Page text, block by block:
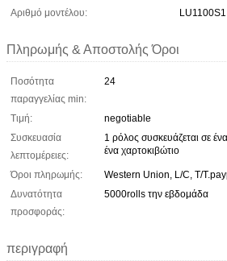
Αριθμό μοντέλου:
LU1100S1
Πληρωμής & Αποστολής Όροι
Ποσότητα
παραγγελίας min:
24
Τιμή:
negotiable
Συσκευασία
λεπτομέρειες:
1 ρόλος συσκευάζεται σε
ένα χαρτοκιβώτιο
Όροι πληρωμής:
Western Union, L/C, T/
Δυνατότητα
προσφοράς:
5000rolls την εβδομάδα
περιγραφή